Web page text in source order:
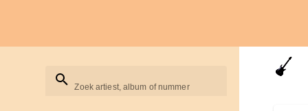
Zoek artiest, album of nummer